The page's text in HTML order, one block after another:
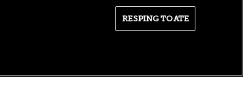
City pentru 50.000.000€ și a
RESPING TOATE